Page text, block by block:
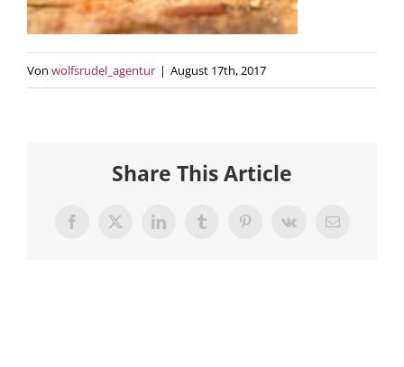
Von wolfsrudel_agentur | August 17th, 2017
Share This Article
Facebook
X LinkedInTumblrPinterestVk
E-